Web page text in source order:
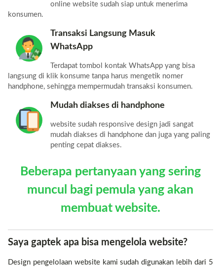
online website sudah siap untuk menerima
konsumen.
Transaksi Langsung Masuk
WhatsApp
Terdapat tombol kontak WhatsApp yang bisa
langsung di klik konsume tanpa harus mengetik nomer
handphone, sehingga mempermudah transaksi konsumen.
Mudah diakses di handphone
website sudah responsive design jadi sangat
mudah diakses di handphone dan juga yang paling
penting cepat diakses.
Beberapa pertanyaan yang sering
muncul bagi pemula yang akan
membuat website.
Saya gaptek apa bisa mengelola website?
Design pengelolaan website kami sudah digunakan lebih dari 5